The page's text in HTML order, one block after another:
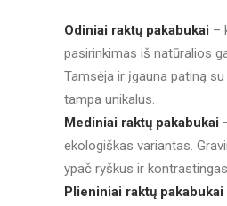
Odiniai raktų pakabukai –
pasirinkimas iš natūralios
Tamsėja ir įgauna patiną
tampa unikalus.
Mediniai raktų pakabukai
ekologiškas variantas.
ypač ryškus ir
Plieniniai raktų pakabukai